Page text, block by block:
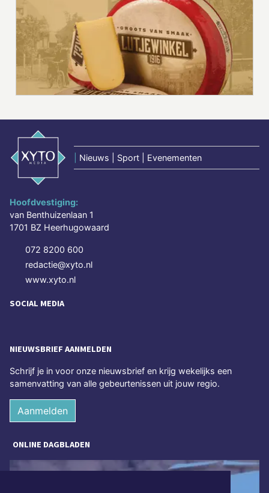
Nieuws | Sport | Evenementen
Hoofdvestiging:
van Benthuizenlaan 1
1701 BZ Heerhugowaard
072 8200 600
redactie@xyto.nl
www.xyto.nl
SOCIAL MEDIA
NIEUWSBRIEF AANMELDEN
Schrijf je in voor onze nieuwsbrief en krijg wekelijks een
samenvatting van alle gebeurtenissen uit jouw regio.
Aanmelden
ONLINE DAGBLADEN